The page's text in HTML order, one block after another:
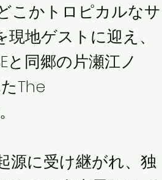
こかトロピカルなサ
地ゲストに迎え、
と同郷の片瀬江ノ
たThe
源に受け継がれ、独